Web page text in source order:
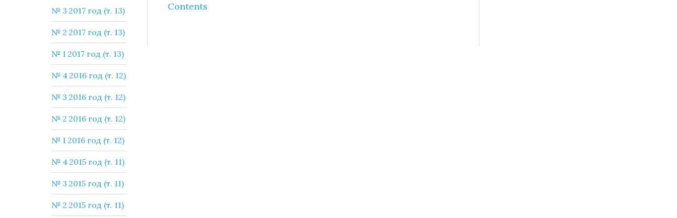
Contents
№ 3 2017 год (т. 13)
№ 2 2017 год (т. 13)
№ 1 2017 год (т. 13)
№ 4 2016 год (т. 12)
№ 3 2016 год (т. 12)
№ 2 2016 год (т. 12)
№ 1 2016 год (т. 12)
№ 4 2015 год (т. 11)
№ 3 2015 год (т. 11)
№ 2 2015 год (т. 11)